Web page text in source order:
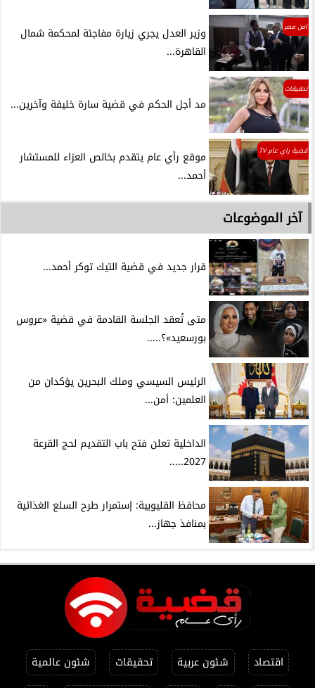
امن مصر
وزير العدل يجري زيارة مفاجئة لمحكمة شمال
القاهرة...
تحقيقات
مد أجل الحكم في قضية سارة خليفة وآخرين...
قضية راي عام TV
موقع رأي عام يتقدم بخالص العزاء للمستشار
أحمد...
آخر الموضوعات
قرار جديد في قضية التيك توكر أحمد...
متى تُعقد الجلسة القادمة في قضية «عروس
بورسعيد»؟.....
الرئيس السيسي وملك البحرين يؤكدان من
العلمين: أمن...
الداخلية تعلن فتح باب التقديم لحج القرعة
2027.....
محافظ القليوبية: إستمرار طرح السلع الغذائية
بمنافذ جهاز...
اقتصاد شئون عربية تحقيقات شئون عالمية